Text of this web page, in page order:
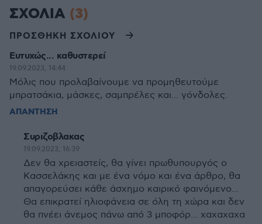
ΣΧΟΛΙΑ (3)
ΠΡΟΣΘΗΚΗ ΣΧΟΛΙΟΥ
Ευτυχώς... καθυστερεί
19.09.2023, 14:44
Μόλις που προλαβαίνουμε να προμηθευτούμε
μπρατσάκια, μάσκες, σαμπρέλες και... γόνδολες.
ΑΠΑΝΤΗΣΗ
Συριζοβλακας
19.09.2023, 16:39
Δεν θα χρειαστείς, θα γίνει πρωθυπουργός ο
Κασσελάκης και με ένα νόμο και ένα άρθρο, θα
απαγορεύσει κάθε άσχημο καιρικό φαινόμενο...
Θα επικρατεί ηλιοφάνεια σε όλη τη χώρα και δεν
θα πνέει άνεμος πάνω από 3 μποφόρ... χαχαχαχα